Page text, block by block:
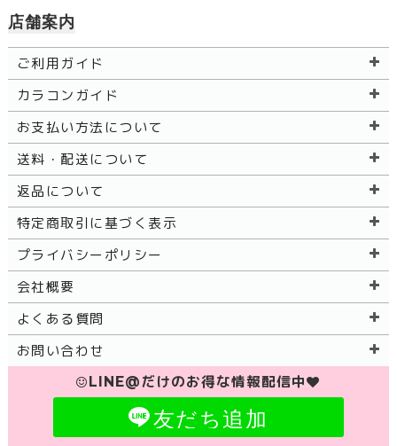
店舗案内
ご利用ガイド
カラコンガイド
お支払い方法について
送料・配送について
返品について
特定商取引に基づく表示
プライバシーポリシー
会社概要
よくある質問
お問い合わせ
LINE@だけのお得な情報配信中
友だち追加